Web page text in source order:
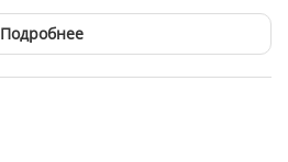
Подробнее